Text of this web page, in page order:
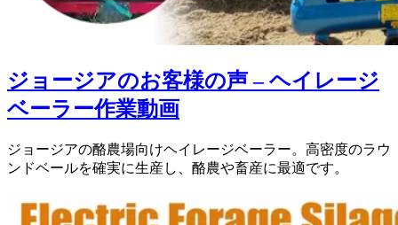
ジョージアのお客様の声 – ヘイレージ
ベーラー作業動画
ジョージアの酪農場向けヘイレージベーラー。高密度のラウ
ンドベールを確実に生産し、酪農や畜産に最適です。